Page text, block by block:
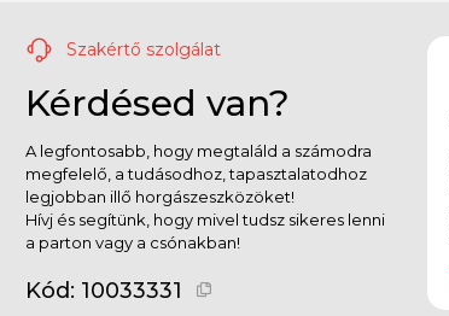
Szakértő szolgálat
Kérdésed van?
A legfontosabb, hogy megtaláld a számodra
megfelelő, a tudásodhoz, tapasztalatodhoz
legjobban illő horgászeszközöket!
Hívj és segítünk, hogy mivel tudsz sikeres lenni
a parton vagy a csónakban!
Kód: 10033331